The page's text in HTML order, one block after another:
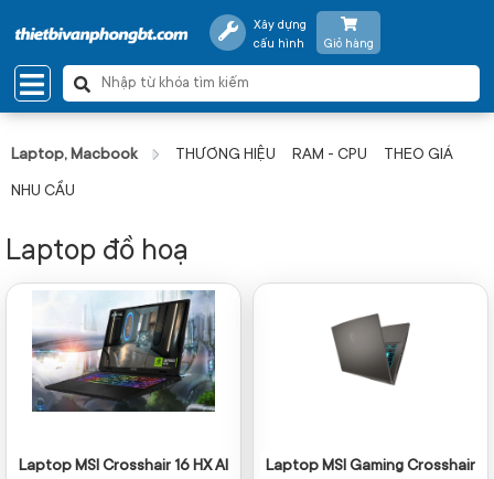
Xây dựng
cấu hình
Giỏ hàng
Laptop, Macbook THƯƠNG HIỆU RAM - CPU THEO GIÁ
NHU CẦU
Laptop đồ hoạ
Laptop MSI Crosshair 16 HX AI
Laptop MSI Gaming Crosshair